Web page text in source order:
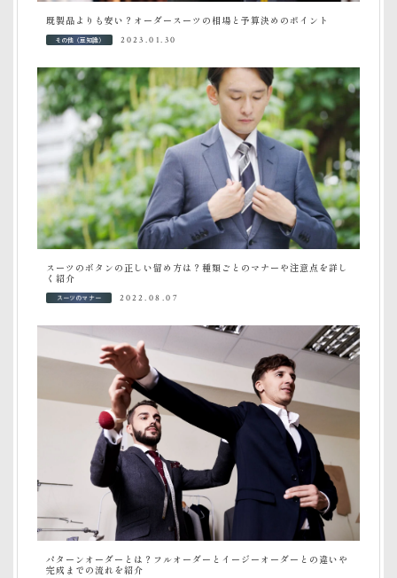
既製品よりも安い？オーダースーツの相場と予算決めのポイント
その他（豆知識） 2023.01.30
スーツのボタンの正しい留め方は？種類ごとのマナーや注意点を詳し
く紹介
スーツのマナー 2022.08.07
パターンオーダーとは？フルオーダーとイージーオーダーとの違いや
完成までの流れを紹介